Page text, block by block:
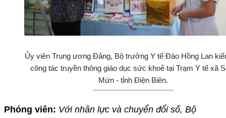
Ủy viên Trung ương Đảng, Bộ trưởng Y tế Đào Hồng Lan
công tác truyền thông giáo dục sức khoẻ tại Trạm Y tế xã
Mứn - tỉnh Điện Biên.
Phóng viên: Với nhân lực và chuyển đổi số, Bộ